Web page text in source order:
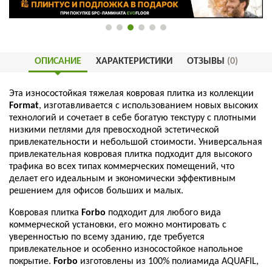
ОПИСАНИЕ ХАРАКТЕРИСТИКИ ОТЗЫВЫ (0)
Эта износостойкая тяжелая ковровая плитка из коллекции
Format, изготавливается с использованием новых высоких
технологий и сочетает в себе богатую текстуру с плотными
низкими петлями для превосходной эстетической
привлекательности и небольшой стоимости. Универсальная
привлекательная ковровая плитка подходит для высокого
трафика во всех типах коммерческих помещений, что
делает его идеальным и экономически эффективным
решением для офисов больших и малых.
Ковровая плитка Forbo подходит для любого вида
коммерческой установки, его можно монтировать с
уверенностью по всему зданию, где требуется
привлекательное и особенно износостойкое напольное
покрытие. Forbo изготовлены из 100% полиамида AQUAFIL,